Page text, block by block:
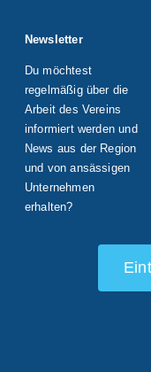
Newsletter
Du möchtest
regelmäßig über die
Arbeit des Vereins
informiert werden und
News aus der Region
und von ansässigen
Unternehmen
erhalten?